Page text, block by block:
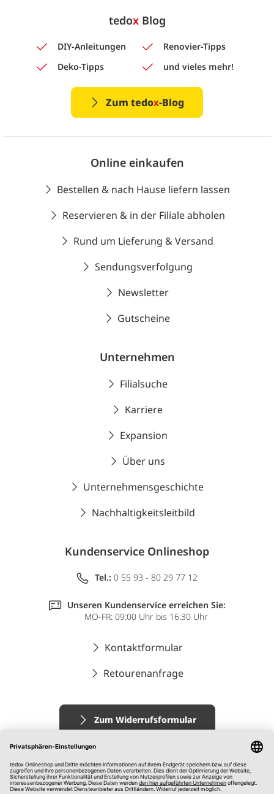
tedoxBlog
DIY-Anleitungen
Renovier-Tipps
Deko-Tipps
und vieles mehr!
Zum tedox-Blog
Online einkaufen
Bestellen & nach Hause liefern lassen
Reservieren & in der Filiale abholen
Rund um Lieferung & Versand
Sendungsverfolgung
Newsletter
Gutscheine
Unternehmen
Filialsuche
Karriere
Expansion
Über uns
Unternehmensgeschichte
Nachhaltigkeitsleitbild
Kundenservice Onlineshop
Tel.: 0 55 93 - 80 29 77 12
Unseren Kundenservice erreichen Sie:
MO-FR: 09:00 Uhr bis 16:30 Uhr
Kontaktformular
Retourenanfrage
Zum Widerrufsformular
Impressum